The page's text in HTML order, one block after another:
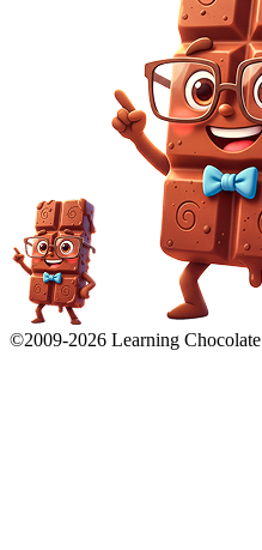
©2009-2026 Learning Chocolate